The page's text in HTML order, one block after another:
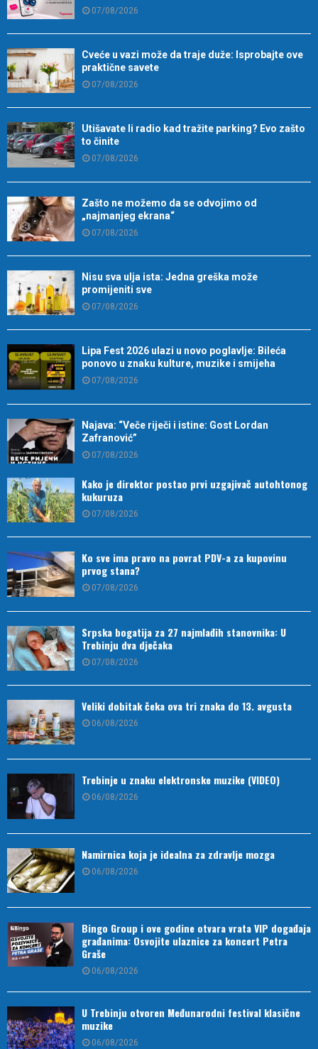
07/08/2026
Cveće u vazi može da traje duže: Isprobajte ove
praktične savete
07/08/2026
Utišavate li radio kad tražite parking? Evo zašto
to činite
07/08/2026
Zašto ne možemo da se odvojimo od
„najmanjeg ekrana“
07/08/2026
Nisu sva ulja ista: Jedna greška može
promijeniti sve
07/08/2026
Lipa Fest 2026 ulazi u novo poglavlje: Bileća
ponovo u znaku kulture, muzike i smijeha
07/08/2026
Najava: “Veče riječi i istine: Gost Lordan
Zafranović”
07/08/2026
Kako je direktor postao prvi uzgajivač autohtonog
kukuruza
07/08/2026
Ko sve ima pravo na povrat PDV-a za kupovinu
prvog stana?
07/08/2026
Srpska bogatija za 27 najmlađih stanovnika: U
Trebinju dva dječaka
07/08/2026
Veliki dobitak čeka ova tri znaka do 13. avgusta
06/08/2026
Trebinje u znaku elektronske muzike (VIDEO)
06/08/2026
Namirnica koja je idealna za zdravlje mozga
06/08/2026
Bingo Group i ove godine otvara vrata VIP događaja
građanima: Osvojite ulaznice za koncert Petra
Graše
06/08/2026
U Trebinju otvoren Međunarodni festival klasične
muzike
06/08/2026